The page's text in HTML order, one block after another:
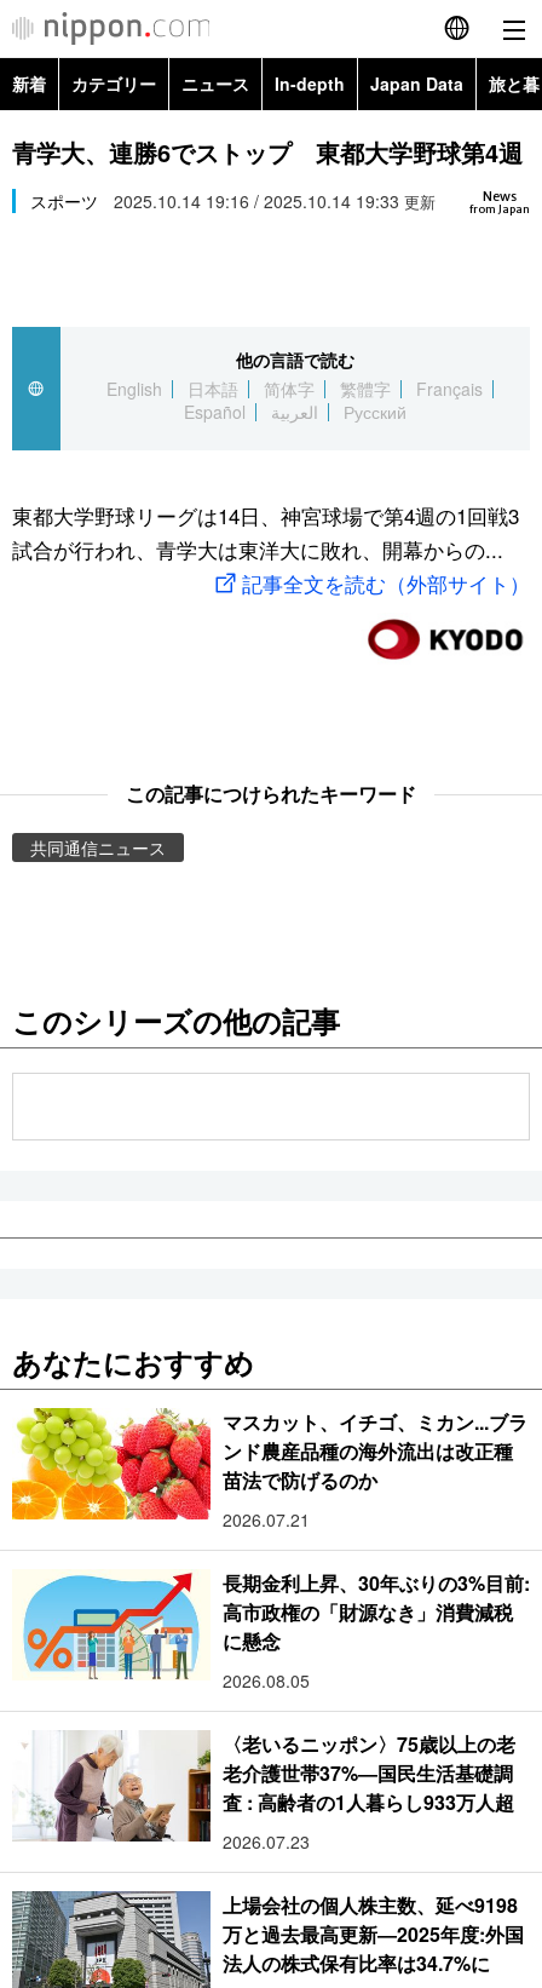
English
简体字
繁體字
العربية
社会
スポーツ・東京2020
旅と暮らし
Images
新着 カテゴリー ニュース In-depth Japan Data 旅と
政治・外交
経済・ビジネス
社会
文化
科学・技術
暮らし
Topics
Images
お知らせ
青学大、連勝6でストップ 東都大学野球第4週
News
from Japan
スポーツ 2025.10.14 19:16 / 2025.10.14 19:33 更新
他の言語で読む
English
日本語 简体字 繁體字
Français
Español
العربية Русский
東都大学野球リーグは14日、神宮球場で第4週の1回戦3
試合が行われ、青学大は東洋大に敗れ、開幕からの...
記事全文を読む（外部サイト）
この記事につけられたキーワード
共同通信ニュース
このシリーズの他の記事
あなたにおすすめ
マスカット、イチゴ、ミカン...ブラ
ンド農産品種の海外流出は改正種
苗法で防げるのか
2026.07.21
長期金利上昇、30年ぶりの3%目前:
高市政権の「財源なき」消費減税
に懸念
2026.08.05
〈老いるニッポン〉75歳以上の老
老介護世帯37%―国民生活基礎調
査 : 高齢者の1人暮らし933万人超
2026.07.23
上場会社の個人株主数、延べ9198
万と過去最高更新―2025年度:外国
法人の株式保有比率は34.7%に